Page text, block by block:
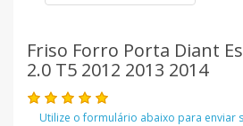
Friso Forro Porta Diant
2.0 T5 2012 2013 2014
Utilize o formulário abaixo para enviar